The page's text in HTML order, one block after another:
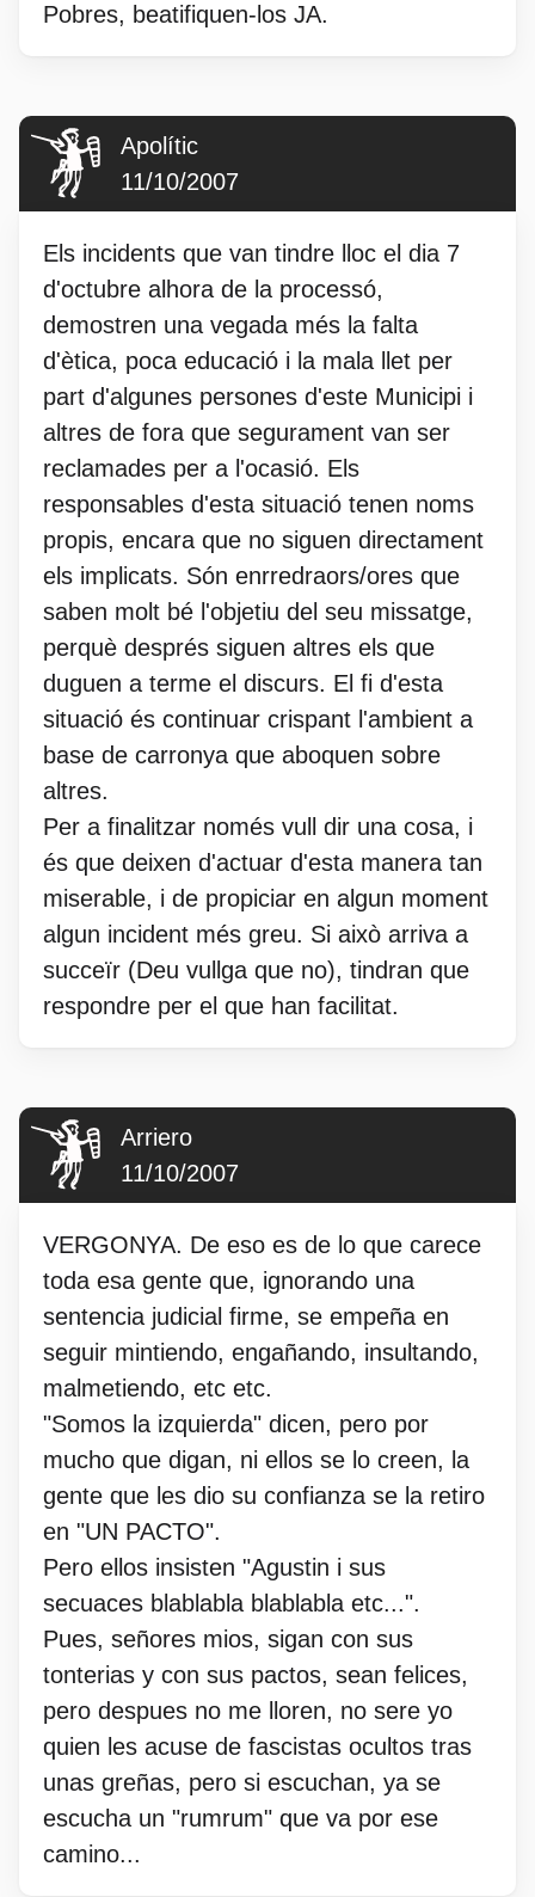
Pobres, beatifiquen-los JA.
Apolític
11/10/2007
Els incidents que van tindre lloc el dia 7
d'octubre alhora de la processó,
demostren una vegada més la falta
d'ètica, poca educació i la mala llet per
part d'algunes persones d'este Municipi i
altres de fora que segurament van ser
reclamades per a l'ocasió. Els
responsables d'esta situació tenen noms
propis, encara que no siguen directament
els implicats. Són enrredraors/ores que
saben molt bé l'objetiu del seu missatge,
perquè després siguen altres els que
duguen a terme el discurs. El fi d'esta
situació és continuar crispant l'ambient a
base de carronya que aboquen sobre
altres.
Per a finalitzar només vull dir una cosa, i
és que deixen d'actuar d'esta manera tan
miserable, i de propiciar en algun moment
algun incident més greu. Si això arriva a
succeïr (Deu vullga que no), tindran que
respondre per el que han facilitat.
Arriero
11/10/2007
VERGONYA. De eso es de lo que carece
toda esa gente que, ignorando una
sentencia judicial firme, se empeña en
seguir mintiendo, engañando, insultando,
malmetiendo, etc etc.
"Somos la izquierda" dicen, pero por
mucho que digan, ni ellos se lo creen, la
gente que les dio su confianza se la retiro
en "UN PACTO".
Pero ellos insisten "Agustin i sus
secuaces blablabla blablabla etc...".
Pues, señores mios, sigan con sus
tonterias y con sus pactos, sean felices,
pero despues no me lloren, no sere yo
quien les acuse de fascistas ocultos tras
unas greñas, pero si escuchan, ya se
escucha un "rumrum" que va por ese
camino...